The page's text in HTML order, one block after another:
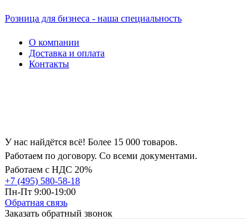
Розница для бизнеса - наша специальность
О компании
Доставка и оплата
Контакты
У нас найдётся всё! Более 15 000 товаров.
Работаем по договору. Со всеми документами.
Работаем с НДС 20%
+7 (495) 580-58-18
Пн-Пт 9:00-19:00
Обратная связь
Заказать обратный звонок